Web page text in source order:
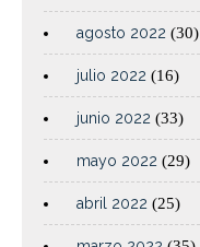
agosto 2022 (30)
julio 2022 (16)
junio 2022 (33)
mayo 2022 (29)
abril 2022 (25)